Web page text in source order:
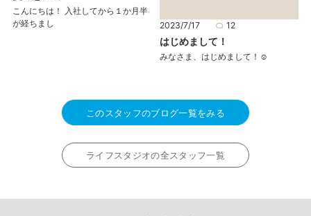
こんにちは！ 入社してから１か月半
が経ちまし
2023/7/17 12
はじめまして！
みなさま、はじめまして！☺
このスタッフのブログ一覧をみる
ライフスタジオの全スタッフ一覧